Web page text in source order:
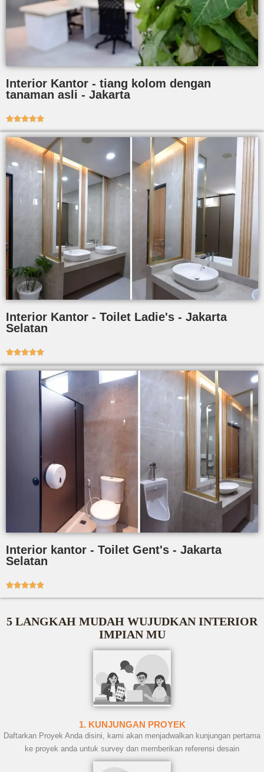
Interior Kantor - tiang kolom dengan
tanaman asli - Jakarta

Interior Kantor - Toilet Ladie's - Jakarta
Selatan

Interior kantor - Toilet Gent's - Jakarta
Selatan

5 LANGKAH MUDAH WUJUDKAN INTERIOR
IMPIAN MU
1. KUNJUNGAN PROYEK
Daftarkan Proyek Anda disini, kami akan menjadwalkan kunjungan pertama
ke proyek anda untuk survey dan memberikan referensi desain